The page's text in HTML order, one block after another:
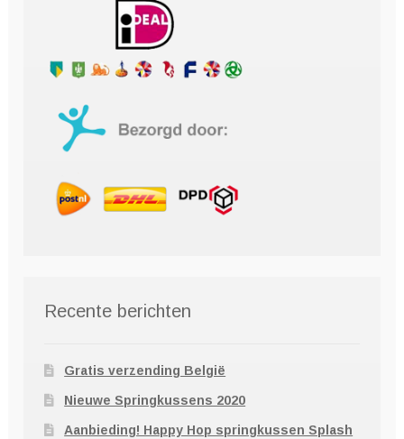
Recente berichten
Gratis verzending België
Nieuwe Springkussens 2020
Aanbieding! Happy Hop springkussen Splash